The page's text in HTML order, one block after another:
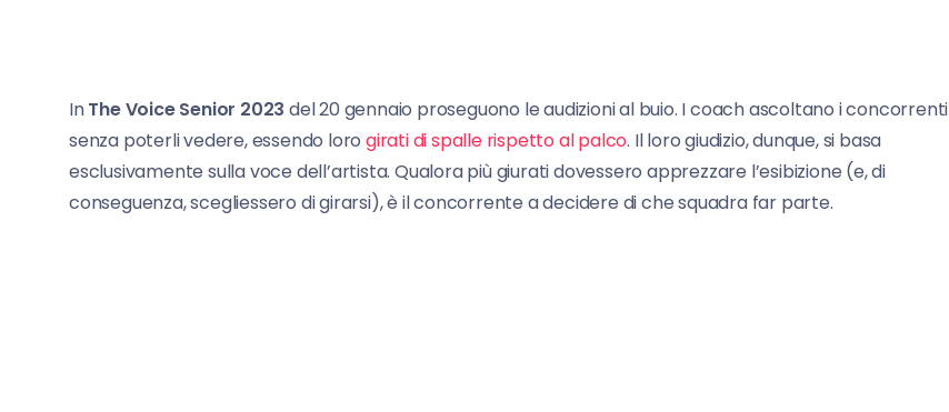
InThe Voice Senior 2023del 20 gennaio proseguono le audizioni al buio. I coach ascoltano i concorrenti
senza poterli vedere, essendo lorogirati di spalle rispetto al palco. Il loro giudizio, dunque, si basa
esclusivamente sulla voce dell’artista. Qualora più giurati dovessero apprezzare l’esibizione (e, di
conseguenza, scegliessero di girarsi), è il concorrente a decidere di che squadra far parte.